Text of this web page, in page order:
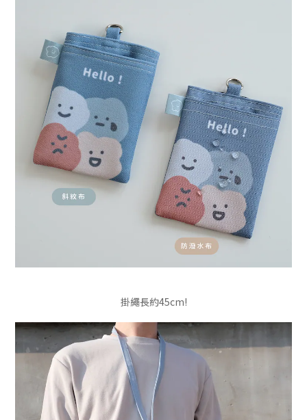
掛繩長約45cm!